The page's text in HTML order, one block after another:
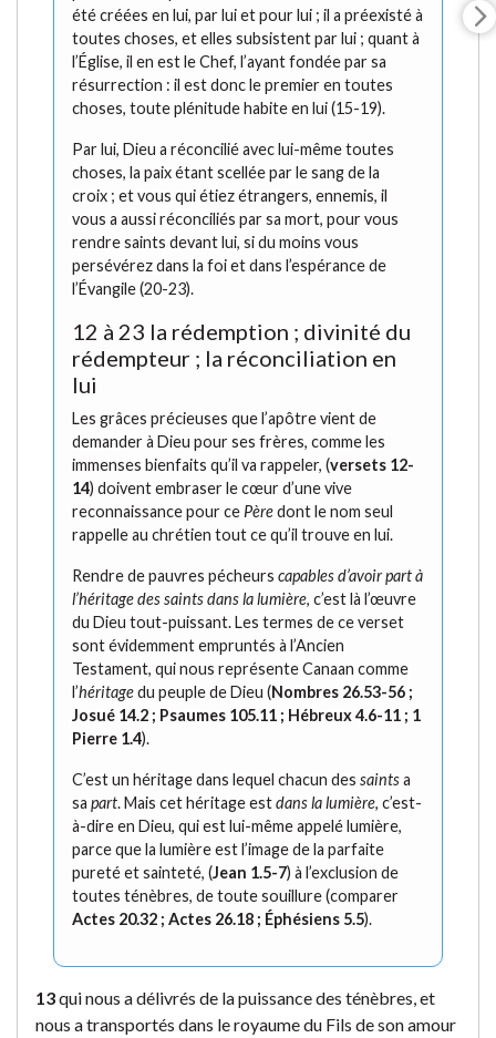
été créées en lui, par lui et pour lui ; il a préexisté à
toutes choses, et elles subsistent par lui ; quant à
l’Église, il en est le Chef, l’ayant fondée par sa
résurrection : il est donc le premier en toutes
choses, toute plénitude habite en lui (15-19).
Par lui, Dieu a réconcilié avec lui-même toutes
choses, la paix étant scellée par le sang de la
croix ; et vous qui étiez étrangers, ennemis, il
vous a aussi réconciliés par sa mort, pour vous
rendre saints devant lui, si du moins vous
persévérez dans la foi et dans l’espérance de
l’Évangile (20-23).
12 à 23 la rédemption ; divinité du
rédempteur ; la réconciliation en
lui
Les grâces précieuses que l’apôtre vient de
demander à Dieu pour ses frères, comme les
immenses bienfaits qu’il va rappeler, (versets 12-
14) doivent embraser le cœur d’une vive
reconnaissance pour ce Pèredont le nom seul
rappelle au chrétien tout ce qu’il trouve en lui.
Rendre de pauvres pécheurs capables d’avoir part à
l’héritage des saints dans la lumière, c’est là l’œuvre
du Dieu tout-puissant. Les termes de ce verset
sont évidemment empruntés à l’Ancien
Testament, qui nous représente Canaan comme
l’héritagedu peuple de Dieu (Nombres 26.53-56 ;
Josué 14.2 ; Psaumes 105.11 ; Hébreux 4.6-11 ; 1
Pierre 1.4).
C’est un héritage dans lequel chacun des saintsa
sa part. Mais cet héritage estdans la lumière, c’est-
à-dire en Dieu, qui est lui-même appelé lumière,
parce que la lumière est l’image de la parfaite
pureté et sainteté, (Jean 1.5-7) à l’exclusion de
toutes ténèbres, de toute souillure (comparer
Actes 20.32 ; Actes 26.18 ; Éphésiens 5.5).
13qui nous a délivrés de la puissance des ténèbres, et
nous a transportés dans le royaume du Fils de son amour